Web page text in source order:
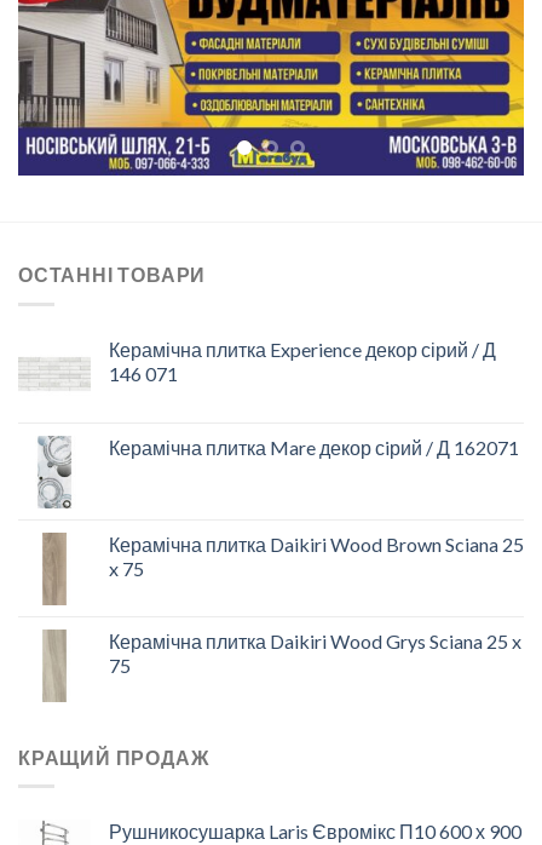
ОСТАННІ ТОВАРИ
Керамічна плитка Experience декор сірий / Д
146 071
Керамічна плитка Mare декор сiрий / Д 162071
Керамічна плитка Daikiri Wood Brown Sciana 25
x 75
Керамічна плитка Daikiri Wood Grys Sciana 25 x
75
КРАЩИЙ ПРОДАЖ
Рушникосушарка Laris Євромікс П10 600 х 900